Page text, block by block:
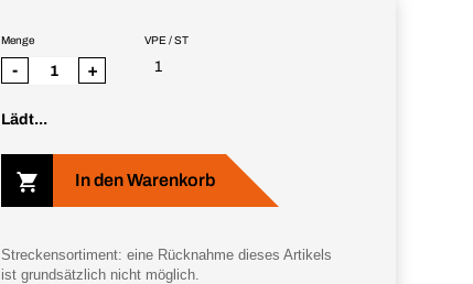
VPE / ST
1
Menge
- +
Lädt...
In den Warenkorb
Streckensortiment: eine Rücknahme dieses Artikels
ist grundsätzlich nicht möglich.